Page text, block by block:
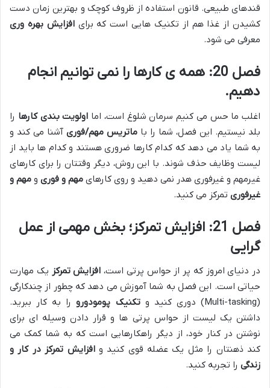
قندهای طبیعی. قانون استفاده از ظروف کوچک و بهترین زمان دست
کشیدن از غذا هم از تکنیک هایی است که برایافزایش بهره وری
معرفی می شود.
فصل 20: همه ی کارها را نمی توانیم انجام
دهیم.
اغلب ما حس می کنیم سرمان شلوغ است، اما اولویت بندی کارها را
بلد نیستیم. این فصل، شما را با ماتریس مهم/فوری آشنا می کند و
به شما یاد می دهد که کدام کارها ضروری هستند و کدام ها باید از
لیست وظایف حذف شوند. با این روش، دیگر وقتتان را برای کارهای
غیرمهم و غیرفوری هدر نمی دهید و روی کارهای مهم و فوری و مهم و
غیرفوری تمرکز می کنید.
فصل 21: افزایش تمرکز؛ بخش مهمی از عمل
گرایی
در دنیای امروز که پر از حواس پرتی است، افزایش تمرکز یک مهارت
حیاتی است. این فصل به شما آموزش می دهد که چطور از چندکارگی
(Multi-tasking) دوری کنید و
تکنیک پومودورورا به کار ببرید.
داشتن یک لیست از حواس پرتی ها و قرار دادن وسیله ای برای
نوشتن در کنار خود، از دیگر راهکارهایی است که به شما کمک می
کند ذهنتان را مثل یک عضله قوی کنید وافزایش تمرکز در کار و
زندگی را تجربه کنید.